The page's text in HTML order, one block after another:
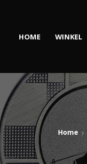
HOME WINKEL
Home